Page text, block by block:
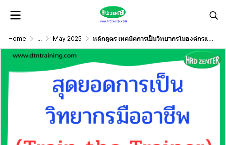
Home ... May 2025 หลักสูตร เทคนิคการเป็นวิทยากรในองค์กรแบบมืออาชีพ (Train the Trainer)